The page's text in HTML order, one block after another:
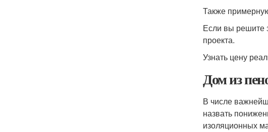
Также
Если вы решите
проекта.
Узнать цену
Дом из
В числе
назвать
изоляционных